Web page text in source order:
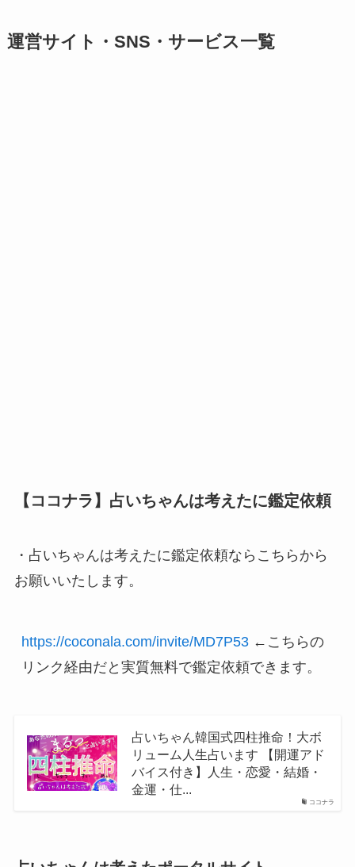
運営サイト・SNS・サービス一覧
【ココナラ】占いちゃんは考えたに鑑定依頼
・占いちゃんは考えたに鑑定依頼ならこちらから
お願いいたします。
https://coconala.com/invite/MD7P53 ←こちらの
リンク経由だと実質無料で鑑定依頼できます。
ココナラ
占いちゃん韓国式四柱推命！大ボ
リューム人生占います 【開運アド
バイス付き】人生・恋愛・結婚・
金運・仕...